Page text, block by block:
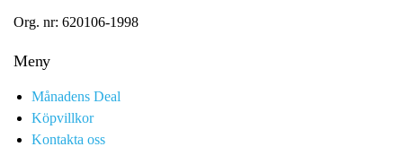
Org. nr: 620106-1998
Meny
Månadens Deal
Köpvillkor
Kontakta oss